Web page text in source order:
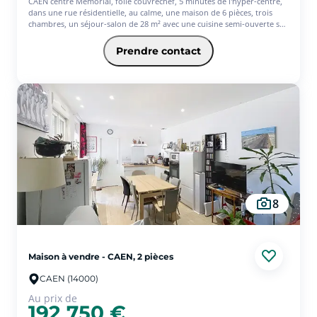
dans une rue résidentielle, au calme, une maison de 6 pièces, trois
chambres, un séjour-salon de 28 m² avec une cuisine semi-ouverte sur
le séjour, accès de plain pied à une terrasse et au jardin de 280 m²
bien exposés au sud, salle de bains, deux wc, fenêtres PVC et volets
motorisés dans toute la maison. grand garage avec coin buanderie.
Place de parking en plus. Chaudière gaz de ville. Vide sanitaire.
Prendre contact
8
Maison à vendre - CAEN, 2 pièces
CAEN (14000)
Au prix de